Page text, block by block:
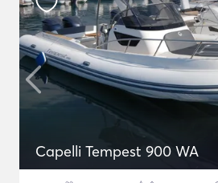
Capelli Tempest 900 WA